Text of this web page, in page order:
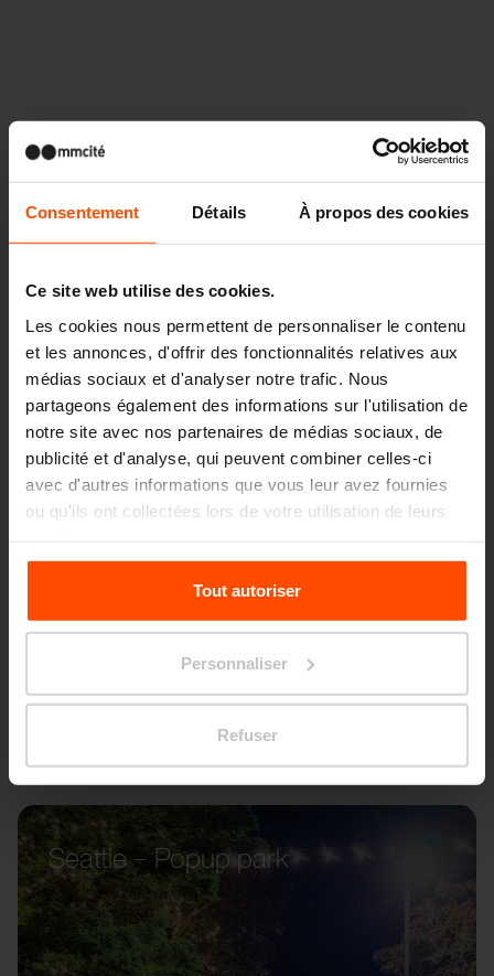
Consentement Détails À propos des cookies
Ce site web utilise des cookies.
Les cookies nous permettent de personnaliser le contenu
et les annonces, d'offrir des fonctionnalités relatives aux
médias sociaux et d'analyser notre trafic. Nous
partageons également des informations sur l'utilisation de
notre site avec nos partenaires de médias sociaux, de
publicité et d'analyse, qui peuvent combiner celles-ci
avec d'autres informations que vous leur avez fournies
ou qu'ils ont collectées lors de votre utilisation de leurs
Pour plus d'informations, veuillez consulter le
sitePrinciples Relating to the Processing Personal
Tout autoriser
Personnaliser
Refuser
Autres projets
Wien – Donauterasse
Seattle – Popup park